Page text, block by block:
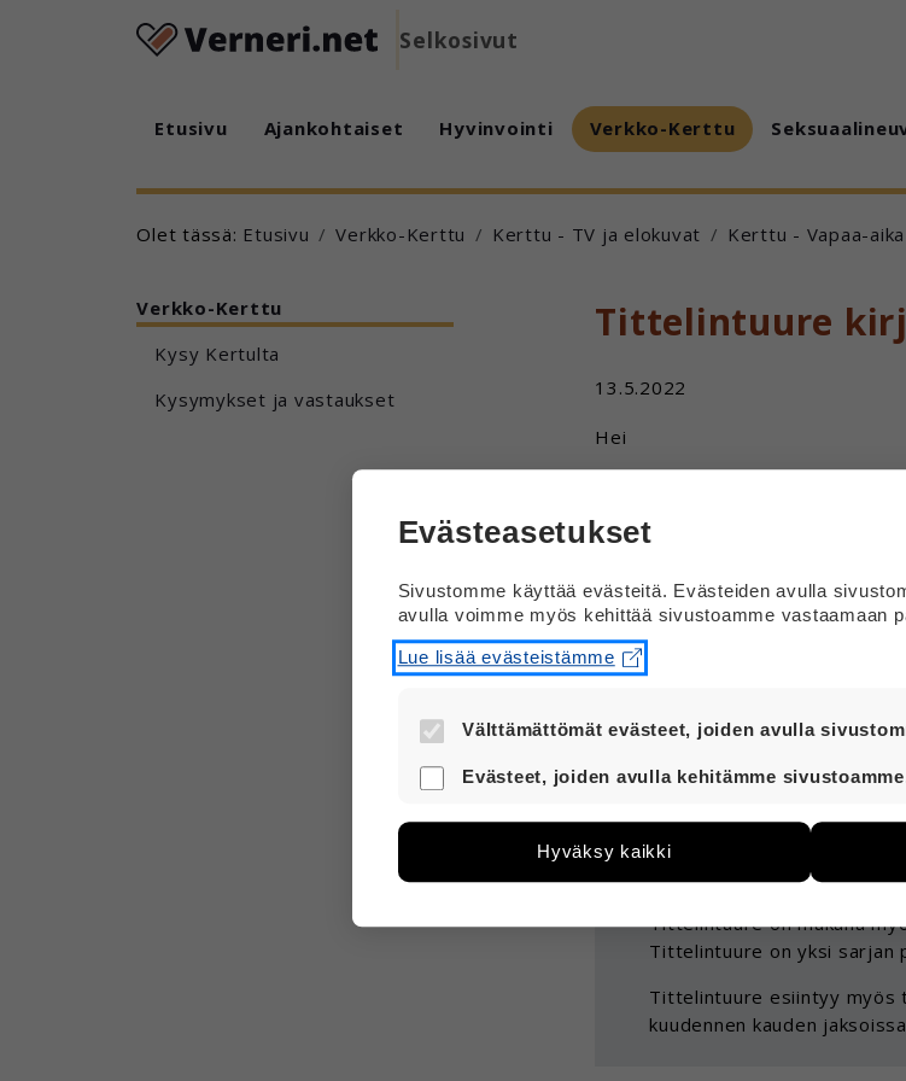
Selkosivut
Etusivu Ajankohtaiset Hyvinvointi Verkko-Kerttu
Olet tässä: Etusivu Verkko-Kerttu Kerttu - TV ja elokuvat Kerttu - Vapaa-aika
Verkko-Kerttu
Kysy Kertulta
Kysymykset ja vastaukset
Tittelintuure
13.5.2022
Hei
Onkohan se Tittelintuure
Vastaus
Hei
Tittelintuure on vanha
Tittelintuure-hahmo on
Walt Disneyn kirja
Olipa kerran,
Voit kysyä, löytyisikö
Tittelintuure on mukana
Tittelintuure on yksi sarjan
Tittelintuure esiintyy myös
kuudennen kauden
Evästeasetukset
Sivustomme käyttää evästeitä. Evästeiden avulla
avulla voimme myös kehittää sivustoamme vastaamaan
Lue lisää evästeistämme
Välttämättömät evästeet, joiden avulla
Nämä evästeet ovat aina käytössä, jotta
turvallisesti.
Evästeet, joiden avulla kehitämme
avulla voimme kehittää sivustoamme vastaamaan
Tietoa kerätään esimerkiksi kävijämääristä ja siitä,
sivuilla liikutaan. Emme kuitenkaan kerää
Voit valita, hyväksytkö näiden evästeiden käytön.
Hyväksy kaikki